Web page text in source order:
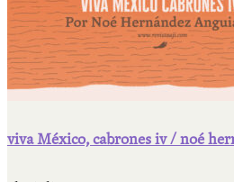
viva México, cabrones iv / noé